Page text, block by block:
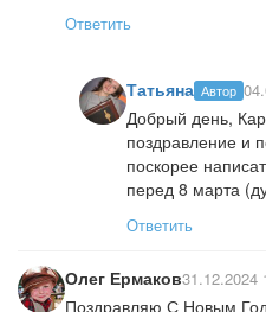
Ответить
Татьяна Автор
Добрый день,
поздравление и
поскорее
перед 8 марта
Ответить
Олег Ермаков31.12.2024
Поздравляю С Новым